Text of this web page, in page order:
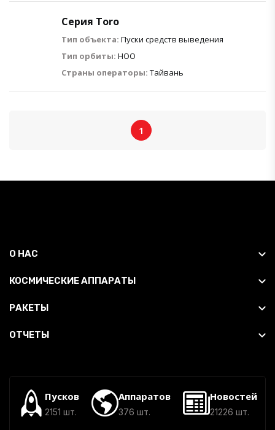
Серия Toro
Тип объекта: Пуски средств выведения
Тип орбиты: НОО
Страны операторы: Тайвань
1
О НАС
КОСМИЧЕСКИЕ АППАРАТЫ
РАКЕТЫ
ОТЧЕТЫ
Пусков
2151 шт.
Аппаратов
376 шт.
Новостей
21226 шт.